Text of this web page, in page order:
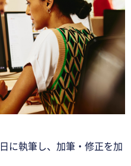
に執筆し、加筆・修正を加